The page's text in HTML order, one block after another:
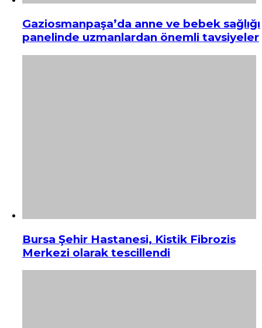
Gaziosmanpaşa’da anne ve bebek sağlığı
panelinde uzmanlardan önemli tavsiyeler
Bursa Şehir Hastanesi, Kistik Fibrozis
Merkezi olarak tescillendi